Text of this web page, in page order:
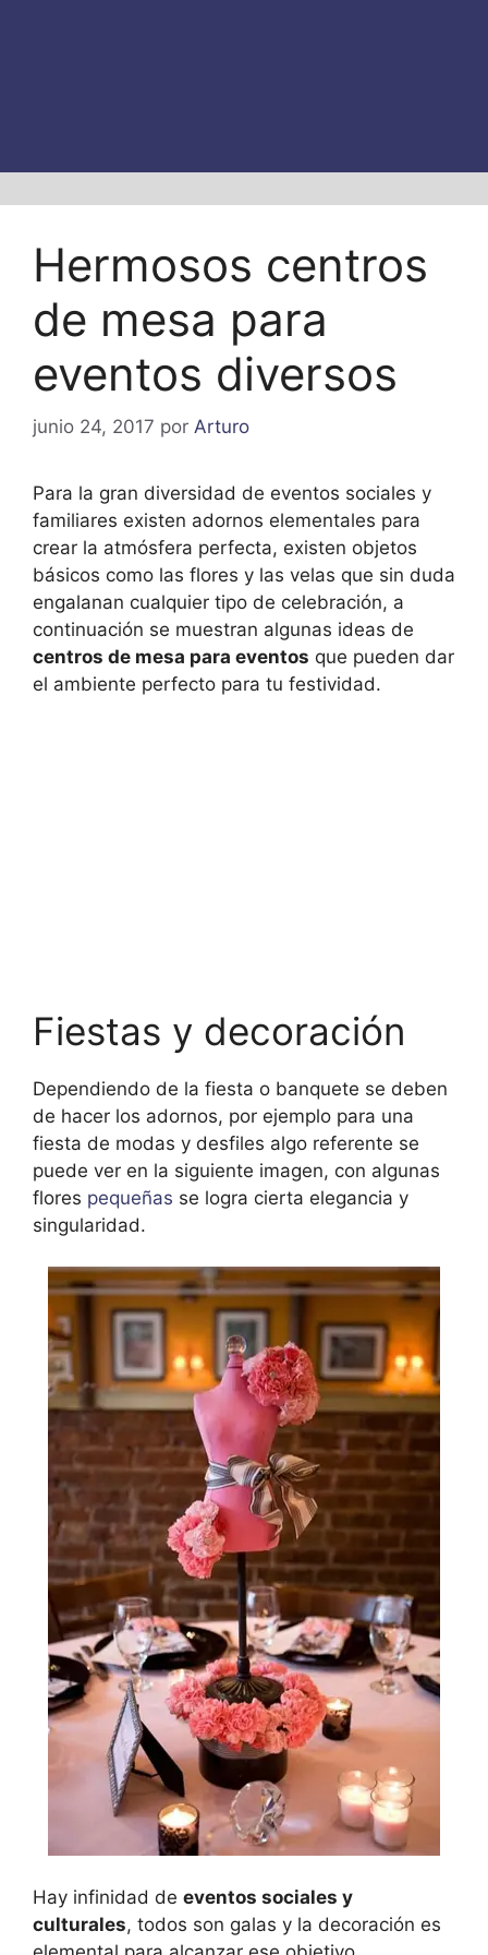
Hermosos centros
de mesa para
eventos diversos
junio 24, 2017 por Arturo
Para la gran diversidad de eventos sociales y
familiares existen adornos elementales para
crear la atmósfera perfecta, existen objetos
básicos como las flores y las velas que sin duda
engalanan cualquier tipo de celebración, a
continuación se muestran algunas ideas de
centros de mesa para eventos que pueden dar
el ambiente perfecto para tu festividad.
Fiestas y decoración
Dependiendo de la fiesta o banquete se deben
de hacer los adornos, por ejemplo para una
fiesta de modas y desfiles algo referente se
puede ver en la siguiente imagen, con algunas
flores pequeñas se logra cierta elegancia y
singularidad.
Hay infinidad de eventos sociales y
culturales, todos son galas y la decoración es